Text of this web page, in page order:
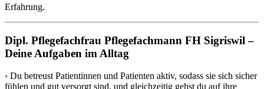
Erfahrung.
Dipl. Pflegefachfrau Pflegefachmann FH Sigriswil –
Deine Aufgaben im Alltag
› Du betreust Patientinnen und Patienten aktiv, sodass sie sich sicher
fühlen und gut versorgt sind, und gleichzeitig gehst du auf ihre